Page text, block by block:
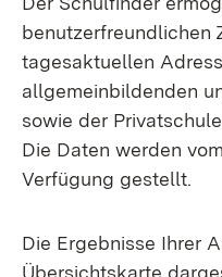
benutzerfreundlichen
tagesaktuellen
allgemeinbildenden
sowie der
Die Daten werden
Verfügung gestellt.
Die Ergebnisse Ihrer
Übersichtskarte